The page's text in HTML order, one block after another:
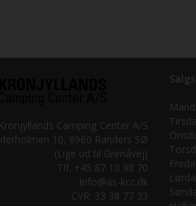
Kronjyllands Camping Center A/S
10, 8960 Randers SØ
(Lige ud til Grenåvej)
Tlf. +45 87 10 98 70
Info@as-kcc.dk
CVR: 33 38 77 33